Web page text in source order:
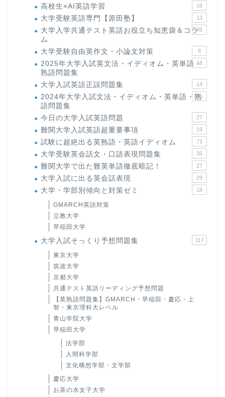
高校生×AI英語学習 16
大学受験英語専門【原田塾】 13
大学入学共通テスト英語お役立ち知恵袋＆コラ
ム
45
大学受験自由英作文・小論文対策 8
2025年大学入試英文法・イディオム・英単語・
熟語問題集
18
大学入試英語正誤問題集 14
2024年大学入試文法・イディオム・英単語・熟
語問題集
15
今日の大学入試英語問題 27
難関大学入試英語超重要事項 19
試験に超絶出る英熟語・英語イディオム 71
大学受験英会話文・口語表現問題集 35
難関大学で出た難英単語徹底暗記！ 27
大学入試に出る英会話表現 29
大学・学部別傾向と対策ゼミ 18
GMARCH英語対策
立教大学
早稲田大学
大学入試そっくり予想問題集 117
東京大学
筑波大学
京都大学
共通テスト英語リーディング予想問題
【英熟語問題集】GMARCH・早稲田・慶応・上
智・東京理科大レベル
青山学院大学
早稲田大学
法学部
人間科学部
文化構想学部・文学部
慶応大学
お茶の水女子大学